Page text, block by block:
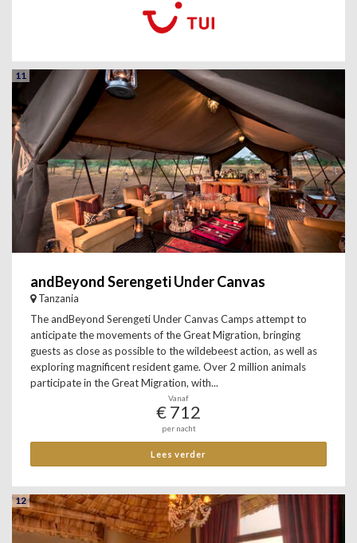
11
andBeyond Serengeti Under Canvas
Tanzania
The andBeyond Serengeti Under Canvas Camps attempt to
anticipate the movements of the Great Migration, bringing
guests as close as possible to the wildebeest action, as well as
exploring magnificent resident game. Over 2 million animals
participate in the Great Migration, with...
Vanaf
€ 712
per nacht
Lees verder
12